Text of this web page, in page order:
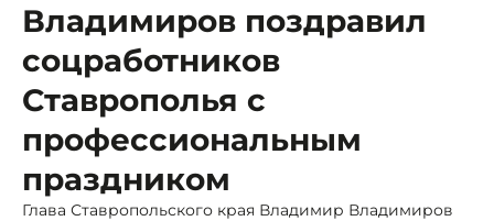
Владимиров поздравил
соцработников
Ставрополья с
профессиональным
праздником
Глава Ставропольского края Владимир Владимиров